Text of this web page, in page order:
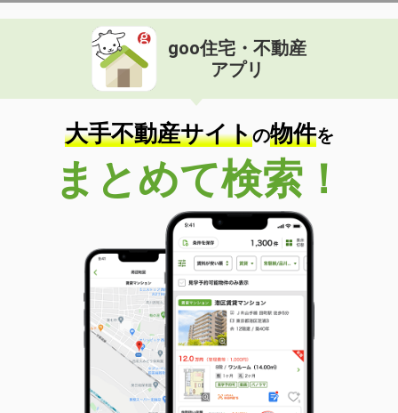
goo住宅・不動産
アプリ
大手不動産サイトの物件を
まとめて検索！